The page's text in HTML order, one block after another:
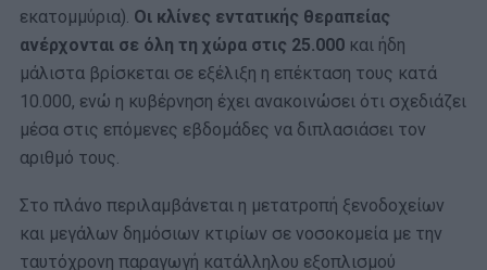
εκατομμύρια). Οι κλίνες εντατικής θεραπείας
ανέρχονται σε όλη τη χώρα στις 25.000 και ήδη
μάλιστα βρίσκεται σε εξέλιξη η επέκταση τους κατά
10.000, ενώ η κυβέρνηση έχει ανακοινώσει ότι σχεδιάζει
μέσα στις επόμενες εβδομάδες να διπλασιάσει τον
αριθμό τους.
Στο πλάνο περιλαμβάνεται η μετατροπή ξενοδοχείων
και μεγάλων δημόσιων κτιρίων σε νοσοκομεία με την
ταυτόχρονη παραγωγή κατάλληλου εξοπλισμού